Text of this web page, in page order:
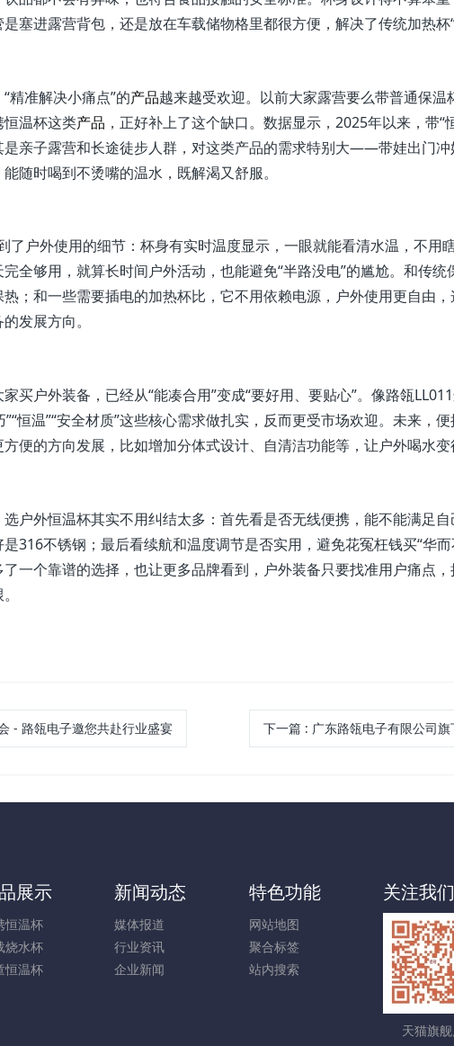
塞进露营背包，还是放在车载储物格里都很方便，解决了传统加热杯“
精准解决小痛点”的产品越来越受欢迎。以前大家露营要么带普通保温
温杯这类产品 ，正好补上了这个缺口。数据显示，2025年以来，带“
是亲子露营和长途徒步人群，对这类产品的需求特别大——带娃出门
随时喝到不烫嘴的温水，既解渴又舒服。
户外使用的细节：杯身有实时温度显示，一眼就能看清水温，不用
全够用，就算长时间户外活动，也能避免“半路没电”的尴尬。和传
；和一些需要插电的加热杯比，它不用依赖电源，户外使用更自由，
发展方向。
买户外装备，已经从“能凑合用”变成“要好用、要贴心”。像路瓴
”“恒温”“安全材质”这些核心需求做扎实，反而更受市场欢迎。未来，
便的方向发展，比如增加分体式设计、自清洁功能等，让户外喝水变
户外恒温杯其实不用纠结太多：首先看是否无线便携，能不能满足
316不锈钢；最后看续航和温度调节是否实用，避免花冤枉钱买“华
一个靠谱的选择，也让更多品牌看到，户外装备只要找准用户痛点
- 路瓴电子邀您共赴行业盛宴 下一篇: 广东路瓴电子有限公司旗下电池
展示
恒温杯
烧水杯
恒温杯
新闻动态
媒体报道
行业资讯
企业新闻
特色功能
网站地图
聚合标签
站内搜索
关注我们
天猫旗